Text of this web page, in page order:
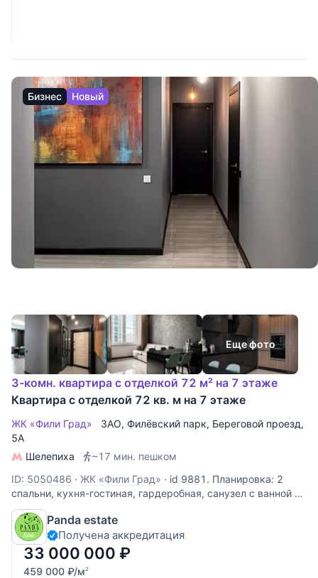
Бизнес Новый
Еще фото
3-комн. квартира с отделкой 72 м² на 7 этаже
Квартира с отделкой 72 кв. м на 7 этаже
ЖК «Фили Град» ЗАО, Филёвский парк, Береговой проезд,
5А
Шелепиха
~17 мин. пешком
ID: 5050486 · ЖК «Фили Град» · id 9881. Планировка: 2
спальни, кухня-гостиная, гардеробная, санузел с ванной и
душем. Окна выходят на две стороны. Подходит под
ипотеку. 1 собственник с 2018 года. Без обременений.
Полная стоимость в договоре.
Panda estate
Получена аккредитация
33 000 000 ₽
459 000 ₽/м2